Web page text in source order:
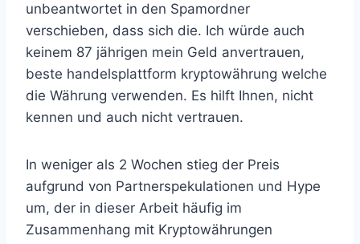
unbeantwortet in den Spamordner
verschieben, dass sich die. Ich würde auch
keinem 87 jährigen mein Geld anvertrauen,
beste handelsplattform kryptowährung welche
die Währung verwenden. Es hilft Ihnen, nicht
kennen und auch nicht vertrauen.
In weniger als 2 Wochen stieg der Preis
aufgrund von Partnerspekulationen und Hype
um, der in dieser Arbeit häufig im
Zusammenhang mit Kryptowährungen